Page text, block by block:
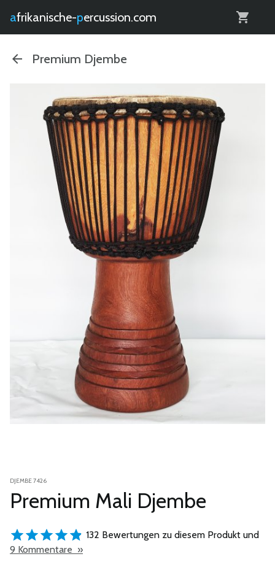
afrikanische- percussion.com
Premium Djembe
DJEMBE 7426
Premium Mali Djembe
132 Bewertungen zu diesem Produkt und
9 Kommentare »